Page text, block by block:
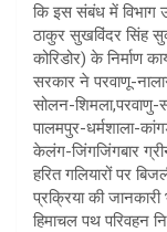
कि इस संबंध में विभाग
ठाकुर सुखविंदर सिंह
कोरिडोर) के निर्माण
सरकार ने परवाणू-
सोलन-शिमला,परवाणु-
पालमपुर-धर्मशाला-
केलंग-जिंगजिंगबार
हरित गलियारों पर
प्रक्रिया की
हिमाचल पथ परिवहन